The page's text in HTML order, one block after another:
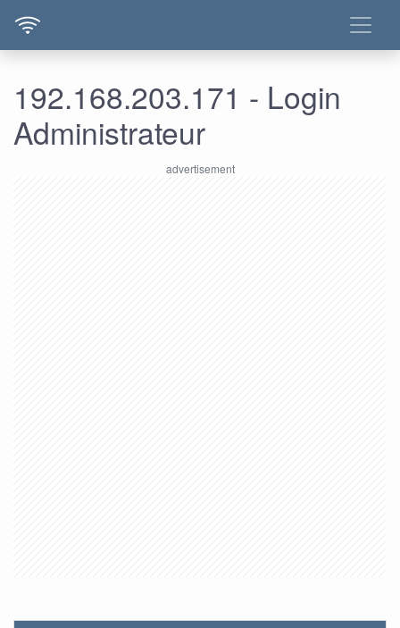
192.168.203.171 - Login
Administrateur